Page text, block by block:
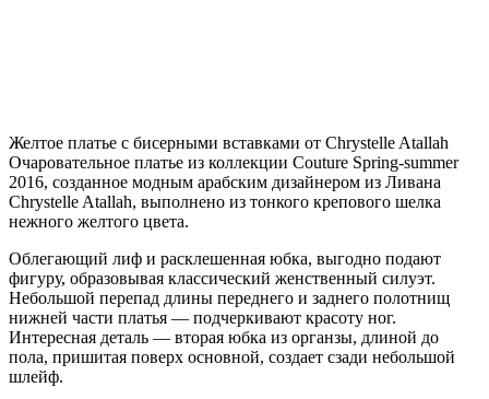
Желтое платье с бисерными вставками от Chrystelle Atallah
Очаровательное платье из коллекции Couture Spring-summer
2016, созданное модным арабским дизайнером из Ливана
Chrystelle Atallah, выполнено из тонкого крепового шелка
нежного желтого цвета.
Облегающий лиф и расклешенная юбка, выгодно подают
фигуру, образовывая классический женственный силуэт.
Небольшой перепад длины переднего и заднего полотнищ
нижней части платья — подчеркивают красоту ног.
Интересная деталь — вторая юбка из органзы, длиной до
пола, пришитая поверх основной, создает сзади небольшой
шлейф.